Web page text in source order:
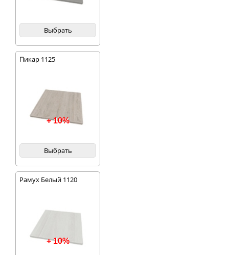
Выбрать
Пикар 1125
+ 10%
Выбрать
Рамух Белый 1120
+ 10%